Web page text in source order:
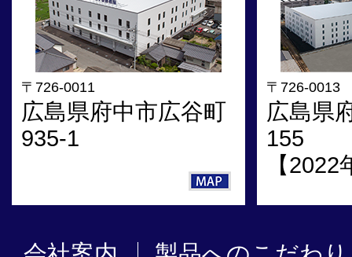
〒726-0011
広島県府中市広谷町
935-1
〒726-0013
広島県
155
【